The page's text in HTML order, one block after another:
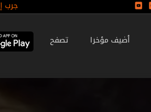
جرب
أضيف مؤخرا تصفح